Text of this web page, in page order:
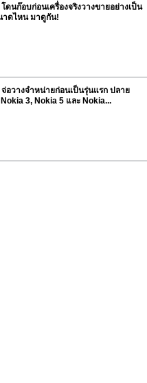
ดนก๊อบก่อนเครื่องจริงวางขายอย่างเป็น
าดไหน มาดูกัน!
จ่อวางจำหน่ายก่อนเป็นรุ่นแรก ปลาย
3, Nokia 5 และ Nokia...